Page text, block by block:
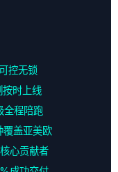
控无锁
按时上线
全程陪跑
覆盖亚美欧
心贡献者